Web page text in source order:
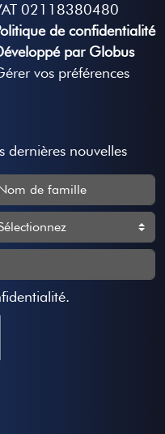
02118380480
de confidentialité
par Globus
vos préférences
dernières nouvelles
.